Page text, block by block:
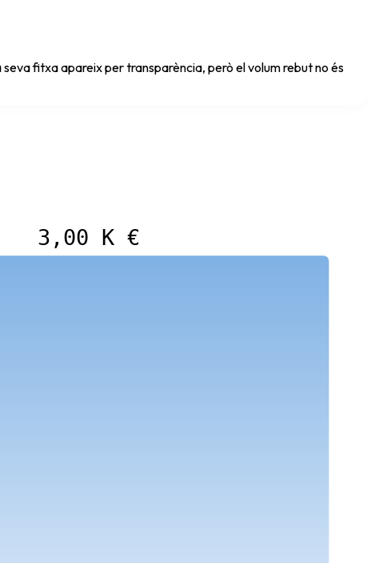
fitxa apareix per transparència, però el volum rebut no és
3,00 K €